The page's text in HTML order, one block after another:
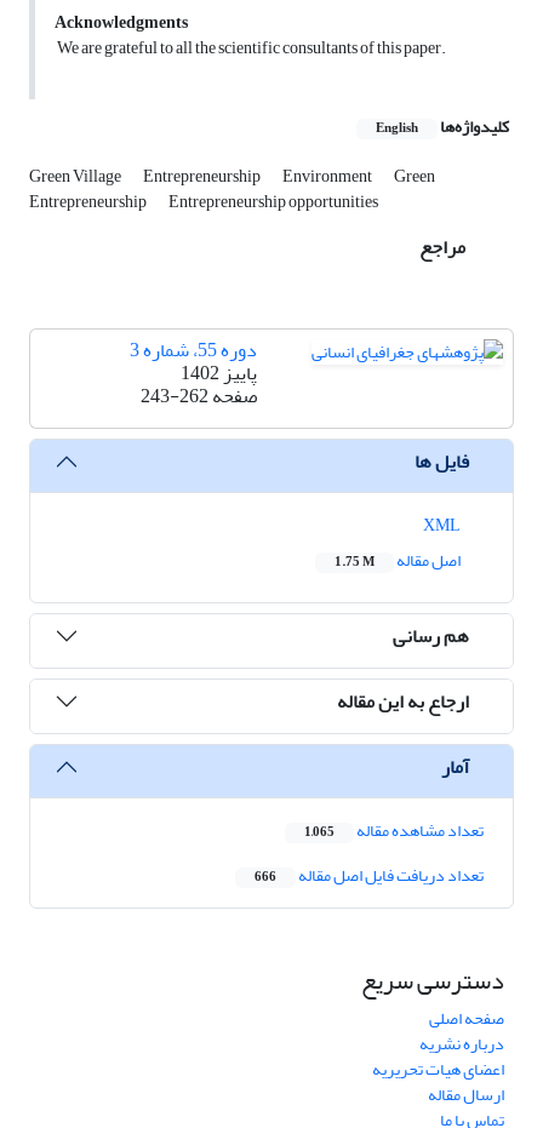
Acknowledgments
We are grateful to all the scientific consultants of this paper.
کلیدواژه‌ها English
Green Village Entrepreneurship Environment Green
Entrepreneurship Entrepreneurship opportunities
مراجع
دوره 55، شماره 3
پاییز 1402
صفحه243-262
فایل ها
اصل مقاله
1.75 M
هم رسانی
ارجاع به این مقاله
آمار
تعداد مشاهده مقاله 1,065
تعداد دریافت فایل اصل مقاله 666
دسترسی سریع
صفحه اصلی
درباره نشریه
اعضای هیات تحریریه
ارسال مقاله
تماس با ما